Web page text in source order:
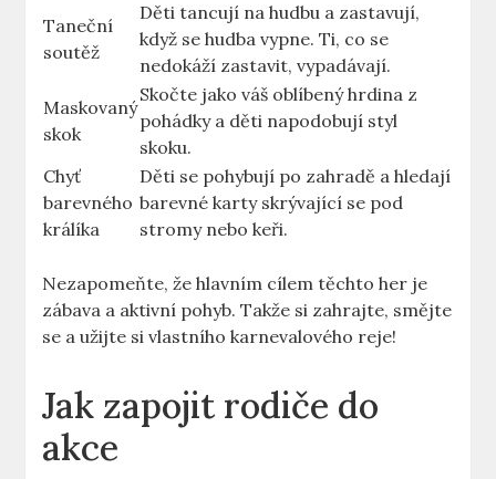
Taneční
soutěž
Děti tancují‌ na hudbu a zastavují,
když se hudba vypne. Ti, ⁤co⁤ se
nedokáží zastavit, vypadávají.
Maskovaný
skok
Skočte jako ⁢váš oblíbený hrdina z
pohádky a děti napodobují styl
skoku.
Chyť
barevného
králíka
Děti se pohybují po zahradě a hledají
barevné ​karty skrývající se pod
stromy nebo keři.
Nezapomeňte, že hlavním cílem těchto her je
zábava ‍a aktivní ​pohyb. Takže si zahrajte, smějte
​se a užijte si vlastního karnevalového reje!
Jak zapojit⁣ rodiče do
akce